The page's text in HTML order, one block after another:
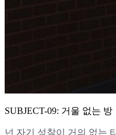
SUBJECT-09: 거울 없는 방
넌 자기 성찰이 거의 없는